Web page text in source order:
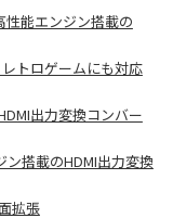
性能エンジン搭載の
トロゲームにも対応
出力変換コンバー
ン搭載のHDMI出力変換
拡張